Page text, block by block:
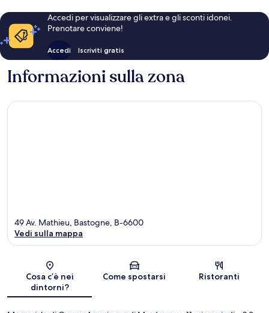
Accedi per visualizzare gli extra e gli sconti idonei.
Prenotare conviene!
Accedi Iscriviti gratis
Informazioni sulla zona
Mappa
49 Av. Mathieu, Bastogne, B-6600
Vedi sulla mappa
Cosa c’è nei
dintorni?
Come spostarsi Ristoranti